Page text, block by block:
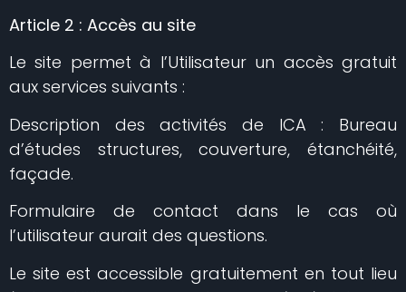
Article 2 : Accès au site
Le site permet à l’Utilisateur un accès gratuit
aux services suivants :
Description des activités de ICA : Bureau
d’études structures, couverture, étanchéité,
façade.
Formulaire de contact dans le cas où
l’utilisateur aurait des questions.
Le site est accessible gratuitement en tout lieu